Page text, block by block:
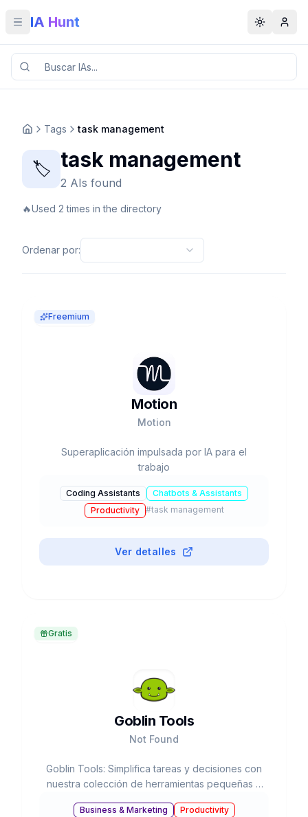
Toggle menu
IA Hunt Toggle
Tags task management
🏷️ task management
2 AIs found
🔥Used 2 times in the directory
Ordenar por:
Freemium
Motion
Motion
Superaplicación impulsada por IA para el
trabajo
Coding Assistants
Chatbots & Assistants
Productivity #task management
Ver detalles
Gratis
Goblin Tools
Not Found
Goblin Tools: Simplifica tareas y decisiones con
nuestra colección de herramientas pequeñas y
Business & Marketing
Productivity